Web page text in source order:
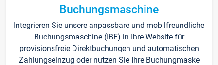
Buchungsmaschine
Integrieren Sie unsere anpassbare und mobilfreundliche
Buchungsmaschine (IBE) in Ihre Website für
provisionsfreie Direktbuchungen und automatischen
Zahlungseinzug oder nutzen Sie Ihre Buchungmaske